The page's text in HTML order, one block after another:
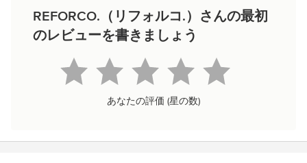
REFORCO.（リフォルコ.）さんの最初
のレビューを書きましょう
あなたの評価 (星の数)